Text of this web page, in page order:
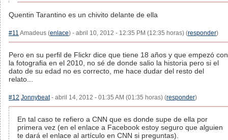
Quentin Tarantino es un chivito delante de ella
#11 Amadeus (enlace) - abril 10, 2012 - 12:35 PM (12:35 horas) (responder)
Pero en su perfil de Flickr dice que tiene 18 años y que empezó con
la fotografia en el 2010, no sé de donde salio la historia pero si el
dato de su edad no es correcto, me hace dudar del resto del
relato...
#12 Jonnybeat- abril 14, 2012 - 01:35 AM (01:35 horas) (responder)
En tal caso te refiero a CNN que es donde supe de ella por
primera vez (en el enlace a Facebook estoy seguro que alguien
te dará el enlace al artículo en CNN si preguntas).